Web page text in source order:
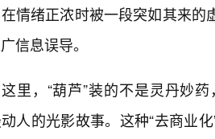
情绪正浓时被一段突如其来
信息误导。
里，“葫芦”装的不是灵丹妙
人的光影故事。这种“去商业